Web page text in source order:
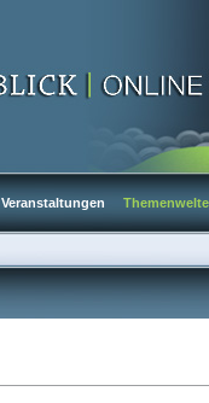
Veranstaltungen